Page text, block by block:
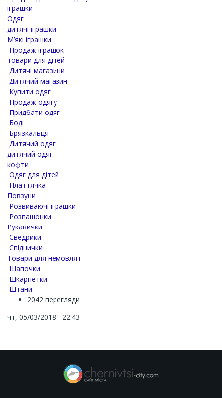
іграшки
Одяг
дитячі іграшки
М’які іграшки
Продаж іграшок
товари для дітей
Дитячі магазини
Дитячий магазин
Купити одяг
Продаж одягу
Придбати одяг
Боді
Брязкальця
Дитячий одяг
дитячий одяг
кофти
Одяг для дітей
Платтячка
Повзуни
Розвиваючі іграшки
Розпашонки
Рукавички
Сведрики
Спіднички
Товари для немовлят
Шапочки
Шкарпетки
Штани
2042 перегляди
чт, 05/03/2018 - 22:43